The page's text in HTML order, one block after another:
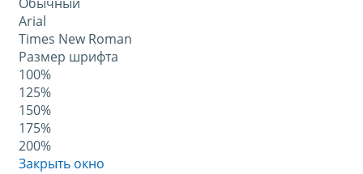
Arial
Times New Roman
Размер шрифта
100%
125%
150%
175%
200%
Закрыть окно